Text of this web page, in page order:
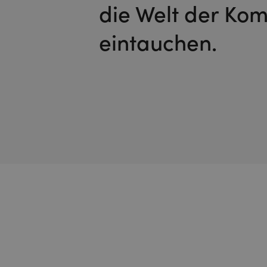
die Welt der
eintauchen.